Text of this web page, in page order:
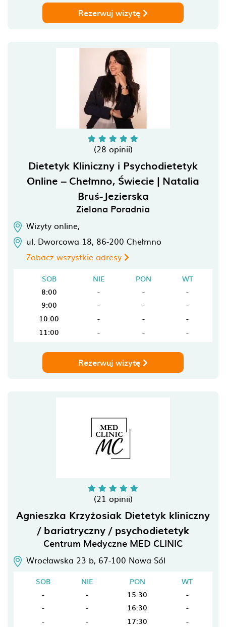
Rezerwuj wizytę
(28 opinii)
Dietetyk Kliniczny i Psychodietetyk
Online – Chełmno, Świecie | Natalia
Bruś-Jezierska
Zielona Poradnia
Wizyty online,
ul. Dworcowa 18, 86-200 Chełmno
Zobacz wszystkie adresy
SOB NIE PON
WT
8:00
- -
-
9:00
- -
-
10:00
- -
-
11:00
- - -
Rezerwuj wizytę
(21 opinii)
Agnieszka Krzyżosiak Dietetyk kliniczny
/ bariatryczny / psychodietetyk
Centrum Medyczne MED CLINIC
Wrocławska 23 b, 67-100 Nowa Sól
SOB NIE PON
WT
-
- 15:30
-
-
- 16:30
-
-
- 17:30
-